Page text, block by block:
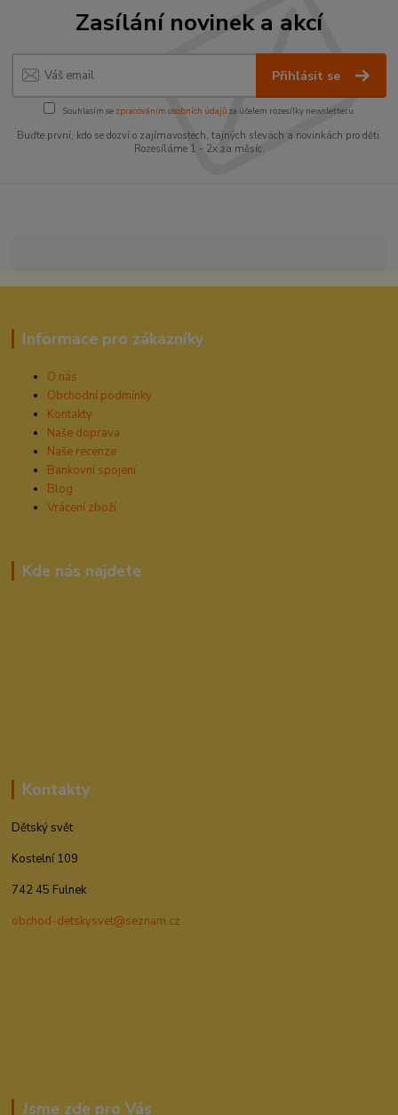
Zasílání novinek a akcí
Přihlásit se
Souhlasím se zpracováním osobních údajůza účelem rozesílky newsletteru.
Buďte první, kdo se dozví o zajímavostech, tajných slevách a novinkách pro děti.
Rozesíláme 1 - 2x za měsíc.
Informace pro zákazníky
O nás
Obchodní podmínky
Kontakty
Naše doprava
Naše recenze
Bankovní spojení
Blog
Vrácení zboží
Kde nás najdete
Kontakty
Dětský svět
Kostelní 109
742 45 Fulnek
obchod-detskysvet@seznam.cz
Jsme zde pro Vás